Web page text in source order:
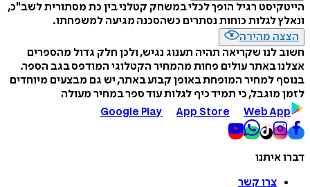
הייטקיסט רגיל הופך לכלי במשחק קטלני בין כת מסתורית לשב"כ,
ונאלץ לגלות כוחות נסתרים כשהסכנה מגיעה למשפחתו.
הצצה מהירה
חשוב לנו שקריאה תהיה תענוג נגיש, ולכן חלק גדול מהספרים
אצלנו באתר עולים פחות מהמחיר הקטלוגי המודפס בגב הספר.
בנוסף למחיר המופחת באופן קבוע באתר, יש גם מבצעים מיוחדים
לזמן מוגבל, כי תמיד כיף לגלות עוד ספר במחיר מעולה
Google Play
App Store Web App
דברו איתנו
צרו קשר